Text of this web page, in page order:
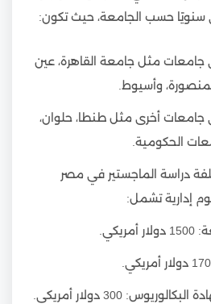
دولار في جامعات مثل جامعة القاهرة، عين
وأسيوط.
دولار في جامعات أخرى مثل طنطا، حلوان،
الحكومية.
دراسة الماجستير في مصر
إدارية تشمل:
300 دولار أمريكي.